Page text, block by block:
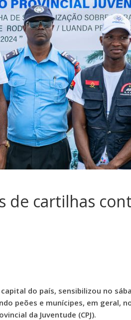
de cartilhas
do país, sensibilizou no
peões e munícipes, em geral,
da Juventude (CPJ).